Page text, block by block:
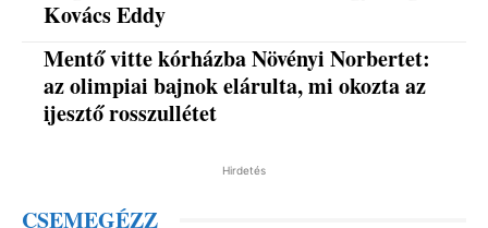
Kovács Eddy
Mentő vitte kórházba Növényi Norbertet:
az olimpiai bajnok elárulta, mi okozta az
ijesztő rosszullétet
Hirdetés
CSEMEGÉZZ